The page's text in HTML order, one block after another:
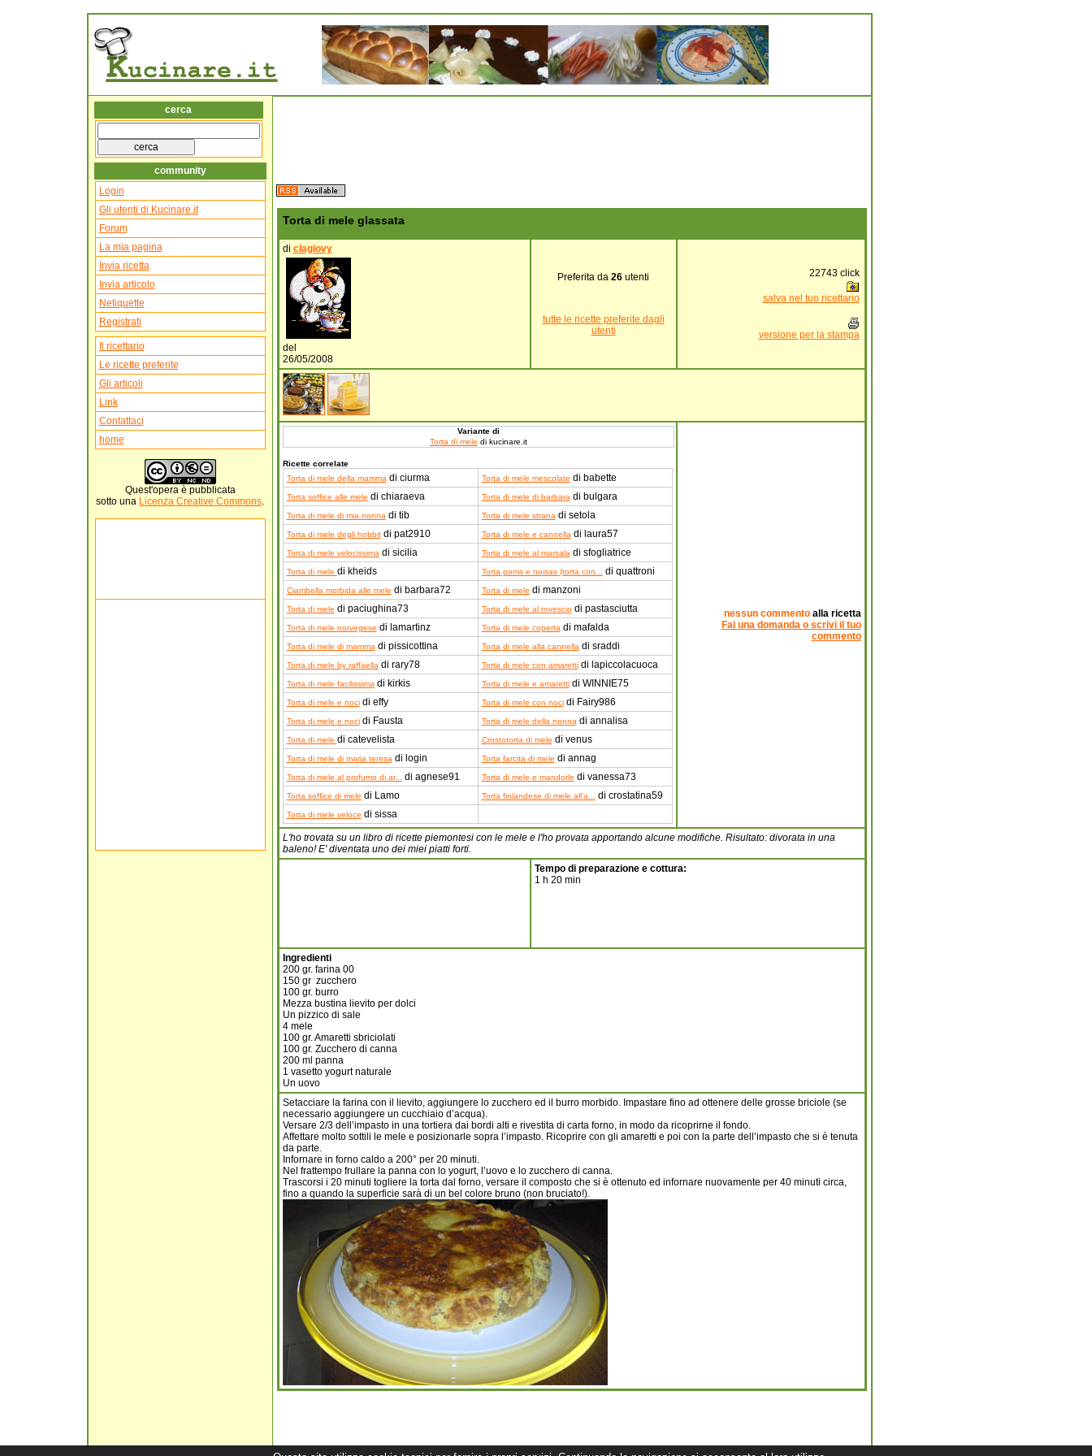
cerca
community
Login
Gli utenti di Kucinare.it
Forum
La mia pagina
Invia ricetta
Invia articolo
Netiquette
Registrati
Il ricettario
Le ricette preferite
Gli articoli
Link
Contattaci
home
Quest'operaè pubblicata
sotto una Licenza Creative Commons.
Torta di mele glassata
di clagiovy
del
26/05/2008
Preferita da 26 utenti
tutte le ricette preferite dagli
utenti
22743click
salva nel tuo ricettario
versione per la stampa
Variante di
Torta di mele di kucinare.it
Ricette correlate
Torta di mele della mammadi ciurma Torta di mele mescolate di babette
Torta soffice alle mele di chiaraeva Torta di mele di barbaradi bulgara
Torta di mele di mia nonnadi tib Torta di mele stranadi setola
Torta di mele degli hobbitdi pat2910 Torta di mele e cannelladi laura57
Torta di mele velocissimadi sicilia Torta di mele al marsaladi sfogliatrice
Torta di mele di kheids Torta poms e noisas (torta con... di quattroni
Ciambella morbida alle mele di barbara72 Torta di mele di manzoni
Torta di mele di paciughina73 Torta di mele al rovesciodi pastasciutta
Torta di mele norvegese di lamartinz Torta di mele copertadi mafalda
Torta di mele di mammadi pissicottina Torta di mele alla cannelladi sraddi
Torta di mele by raffaelladi rary78 Torta di mele con amarettidi lapiccolacuoca
Torta di mele facilissimadi kirkis Torta di mele e amarettidi WINNIE75
Torta di mele e nocidi effy Torta di mele con nocidi Fairy986
Torta di mele e nocidi Fausta Torta di mele della nonnadi annalisa
Torta di mele di catevelista Crostotorta di mele di venus
Torta di mele di maria teresadi login Torta farcita di mele di annag
Torta di mele al profumo di ar... di agnese91 Torta di mele e mandorle di vanessa73
Torta soffice di mele di Lamo Torta finlandese di mele all'a... di crostatina59
Torta di mele veloce di sissa
nessun commentoalla ricetta
Fai una domanda o scrivi il tuo
commento
L'ho trovata su un libro di ricette piemontesi con le mele e l'ho provata apportando alcune modifiche. Risultato: divorata in una
baleno! E' diventata uno dei miei piatti forti.
Tempo di preparazione e cottura:
1 h 20 min
Ingredienti
200 gr. farina 00
150 gr zucchero
100 gr. burro
Mezza bustina lievito per dolci
Un pizzico di sale
4 mele
100 gr. Amaretti sbriciolati
100 gr. Zucchero di canna
200 ml panna
1 vasetto yogurt naturale
Un uovo
Setacciare la farina con il lievito, aggiungere lo zucchero ed il burro morbido. Impastare fino ad ottenere delle grosse briciole (se
necessario aggiungere un cucchiaio d’acqua).
Versare 2/3 dell’impasto in una tortiera dai bordi alti e rivestita di carta forno, in modo da ricoprirne il fondo.
Affettare molto sottili le mele e posizionarle sopra l’impasto. Ricoprire con gli amaretti e poi con la parte dell’impasto che si è tenuta
da parte.
Infornare in forno caldo a 200° per 20 minuti.
Nel frattempo frullare la panna con lo yogurt, l’uovo e lo zucchero di canna.
Trascorsi i 20 minuti togliere la torta dal forno, versare il composto che si è ottenuto ed infornare nuovamente per 40 minuti circa,
fino a quando la superficie sarà di un bel colore bruno (non bruciato!).